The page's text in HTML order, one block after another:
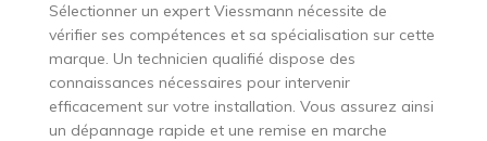
Sélectionner un expert Viessmann nécessite de
vérifier ses compétences et sa spécialisation sur cette
marque. Un technicien qualifié dispose des
connaissances nécessaires pour intervenir
efficacement sur votre installation. Vous assurez ainsi
un dépannage rapide et une remise en marche